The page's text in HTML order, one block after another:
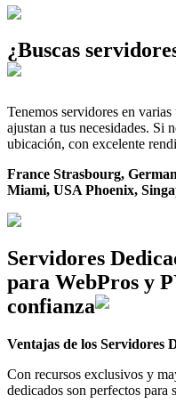
¿Buscas
Tenemos servidores en
ajustan a tus necesidades. Si
ubicación, con excelente
France Strasbourg,
Miami, USA Phoenix,
Servidores
para WebPros y
confianza
Ventajas de los Servidores
Con recursos exclusivos y
dedicados son perfectos para